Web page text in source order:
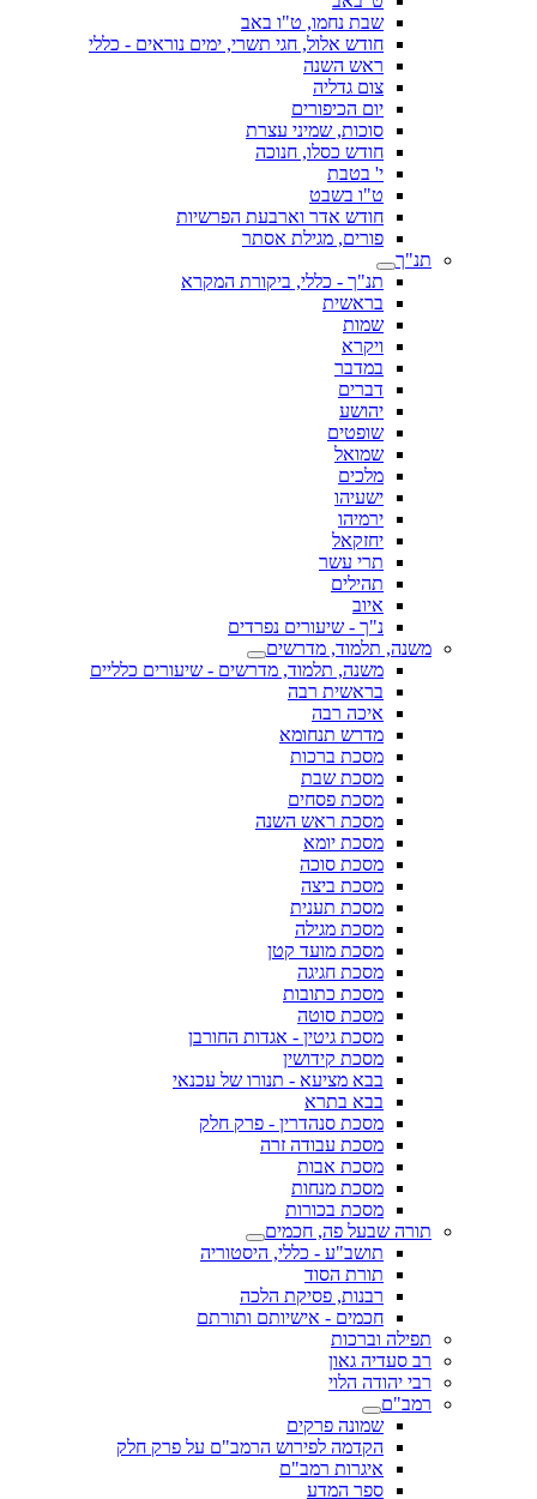
שבת נחמו, ט"ו באב
חודש אלול, חגי תשרי, ימים נוראים - כללי
ראש השנה
צום גדליה
יום הכיפורים
סוכות, שמיני עצרת
חודש כסלו, חנוכה
י' בטבת
ט"ו בשבט
חודש אדר וארבעת הפרשיות
פורים, מגילת אסתר
תנ"ך
תנ"ך - כללי, ביקורת המקרא
בראשית
שמות
ויקרא
במדבר
דברים
יהושע
שופטים
שמואל
מלכים
ישעיהו
ירמיהו
יחזקאל
תרי עשר
תהילים
איוב
נ"ך - שיעורים נפרדים
משנה, תלמוד, מדרשים
משנה, תלמוד, מדרשים - שיעורים כלליים
בראשית רבה
איכה רבה
מדרש תנחומא
מסכת ברכות
מסכת שבת
מסכת פסחים
מסכת ראש השנה
מסכת יומא
מסכת סוכה
מסכת ביצה
מסכת תענית
מסכת מגילה
מסכת מועד קטן
מסכת חגיגה
מסכת כתובות
מסכת סוטה
מסכת גיטין - אגדות החורבן
מסכת קידושין
בבא מציעא - תנורו של עכנאי
בבא בתרא
מסכת סנהדרין - פרק חלק
מסכת עבודה זרה
מסכת אבות
מסכת מנחות
מסכת בכורות
תורה שבעל פה, חכמים
תושב"ע - כללי, היסטוריה
תורת הסוד
רבנות, פסיקת הלכה
חכמים - אישיותם ותורתם
תפילה וברכות
רב סעדיה גאון
רבי יהודה הלוי
רמב"ם
שמונה פרקים
הקדמה לפירוש הרמב"ם על פרק חלק
איגרות רמב"ם
ספר המדע